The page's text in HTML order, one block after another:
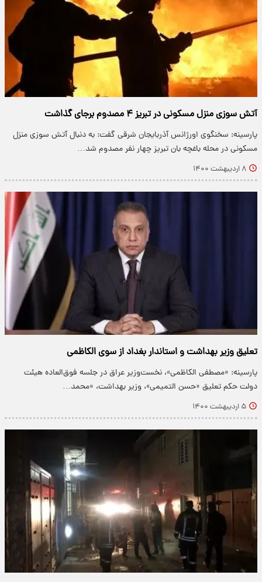
آتش سوزی منزل مسکونی در تبریز ۴ مصدوم برجای گذاشت
پارسینه: سخنگوی اورژانس آذربایجان شرقی گفت: به دنبال آتش سوزی منزل
مسکونی در محله باغچه بان تبریز چهار نفر مصدوم شد…
۸ اردیبهشت ۱۴۰۰
تعلیق وزیر بهداشت و استاندار بغداد از سوی الکاظمی
پارسینه: «مصطفی الکاظمی»، نخست‌وزیر عراق در جلسه فوق‌العاده هیئت
دولت حکم تعلیق «حسن التمیمی»، وزیر بهداشت، «محمد…
۵ اردیبهشت ۱۴۰۰